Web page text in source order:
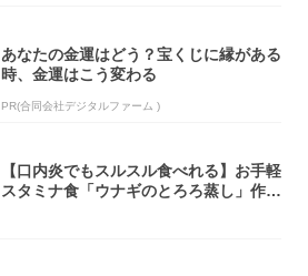
あなたの金運はどう？宝くじに縁がある
時、金運はこう変わる
PR(合同会社デジタルファーム )
【口内炎でもスルスル食べれる】お手軽
スタミナ食「ウナギのとろろ蒸し」作っ